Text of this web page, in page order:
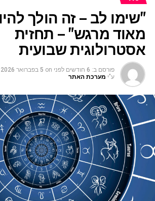
"שימו לב – זה הולך
מאוד מרגש" – תחזית
אסטרולוגית שבועית
פורסם ב: 6 חודשים לפני on 5 בפברואר 2026
ע"י מערכת האתר